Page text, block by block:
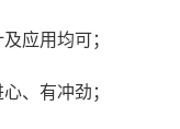
应用均可；
、有冲劲；